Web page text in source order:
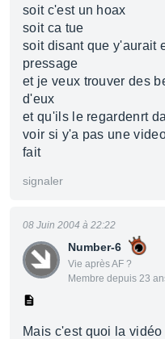
soit c'est un hoax
soit ca tue
soit disant que y'aurait
pressage
et je veux trouver des
d'eux
et qu'ils le regardenrt
voir si y'a pas une
fait
signaler
Number-6
Vie après AF ?
Membre depuis 23
08 Juin 2004 à 22:22
Mais c'est quoi la vidéo